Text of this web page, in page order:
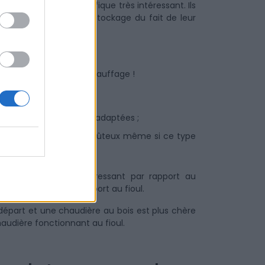
ont un pouvoir calorifique très intéressant. Ils
et son réservoir de stockage du fait de leur
équipement de chauffage !
avec des bûches adaptées ;
de chauffage plus coûteux même si ce type
au bois est plus intéressant par rapport au
polluant par rapport au fioul.
et une chaudière au bois est plus chère
fonctionnant au fioul.